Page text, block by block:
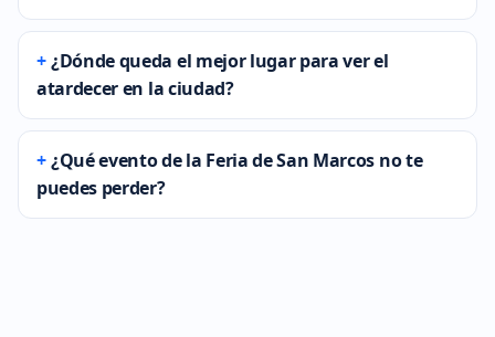
¿Dónde queda el mejor lugar para ver el
atardecer en la ciudad?
¿Qué evento de la Feria de San Marcos no te
puedes perder?